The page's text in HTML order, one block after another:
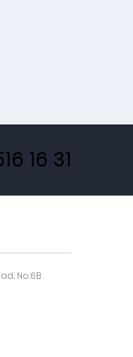
16 31
No:6B